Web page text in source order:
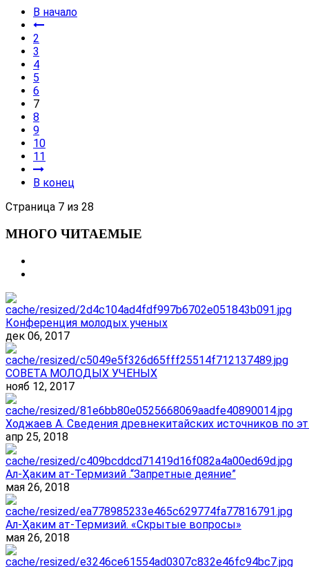
В начало
2
3
4
5
6
7
8
9
10
11
В конец
Страница 7 из 28
МНОГО ЧИТАЕМЫЕ
Конференция молодых ученых
дек 06, 2017
СОВЕТА МОЛОДЫХ УЧЕНЫХ
нояб 12, 2017
Ходжаев А. Сведения древнекитайских источников по
апр 25, 2018
Ал-Ҳаким ат-Термизий .“Запретные деяние”
мая 26, 2018
Ал-Ҳаким ат-Термизий. «Скрытые вопросы»
мая 26, 2018